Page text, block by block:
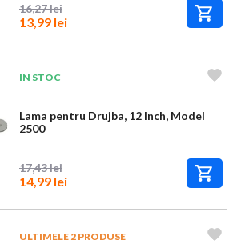
16,27 lei
13,99 lei
IN STOC
Lama pentru Drujba, 12 Inch, Model
2500
17,43 lei
14,99 lei
ULTIMELE 2 PRODUSE